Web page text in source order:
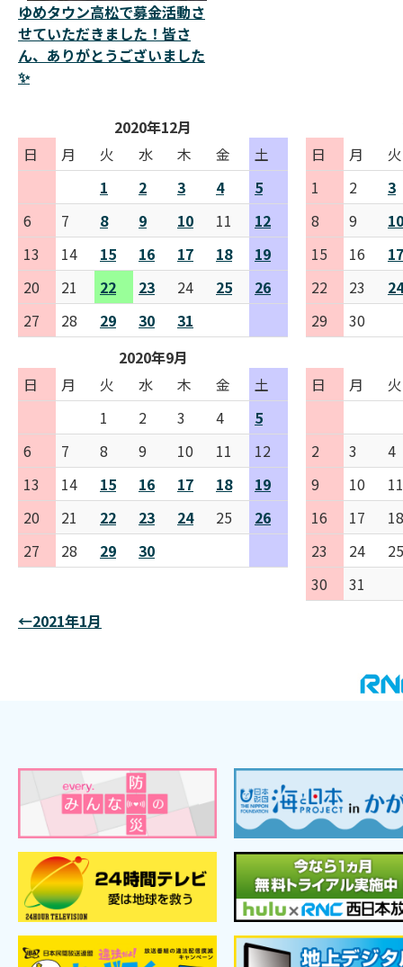
ゆめタウン高松で募金活動さ
せていただきました！皆さ
ん、ありがとうございました
✨
2020年12月
日
月 火 水 木 金
土
1
2 3 4
5
6
7 8 9 10 11
12
13
14 15 16 17 18
19
20
21 22 23 24 25
26
27
28 29 30 31
日
月
火
1
2
3
8
9
10
15
16
17
22
23
24
29
30
2020年9月
日
月 火 水 木 金
土
1
2 3 4
5
6
7 8 9 10 11
12
13
14 15 16 17 18
19
20
21 22 23 24 25
26
27
28 29 30
日 月 火
2 3
4
9
10
11
16
17
18
23
24
25
30
31
←2021年1月